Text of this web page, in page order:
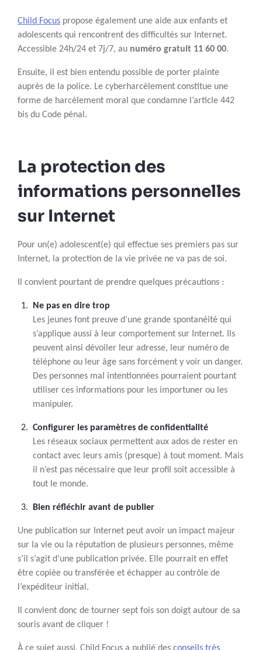
Child Focus propose également une aide aux enfants et
adolescents qui rencontrent des difficultés sur Internet.
Accessible 24h/24 et 7j/7, au numéro gratuit 11 60 00.
Ensuite, il est bien entendu possible de porter plainte
auprès de la police. Le cyberharcèlement constitue une
forme de harcèlement moral que condamne l’article 442
bis du Code pénal.
La protection des
informations personnelles
sur Internet
Pour un(e) adolescent(e) qui effectue ses premiers pas sur
Internet, la protection de la vie privée ne va pas de soi.
Il convient pourtant de prendre quelques précautions :
Ne pas en dire trop
Les jeunes font preuve d’une grande spontanéité qui
s’applique aussi à leur comportement sur Internet. Ils
peuvent ainsi dévoiler leur adresse, leur numéro de
téléphone ou leur âge sans forcément y voir un danger.
Des personnes mal intentionnées pourraient pourtant
utiliser ces informations pour les importuner ou les
manipuler.
Configurer les paramètres de confidentialité
Les réseaux sociaux permettent aux ados de rester en
contact avec leurs amis (presque) à tout moment. Mais
il n’est pas nécessaire que leur profil soit accessible à
tout le monde.
Bien réfléchir avant de publier
Une publication sur Internet peut avoir un impact majeur
sur la vie ou la réputation de plusieurs personnes, même
s’il s’agit d’une publication privée. Elle pourrait en effet
être copiée ou transférée et échapper au contrôle de
l’expéditeur initial.
Il convient donc de tourner sept fois son doigt autour de sa
souris avant de cliquer !